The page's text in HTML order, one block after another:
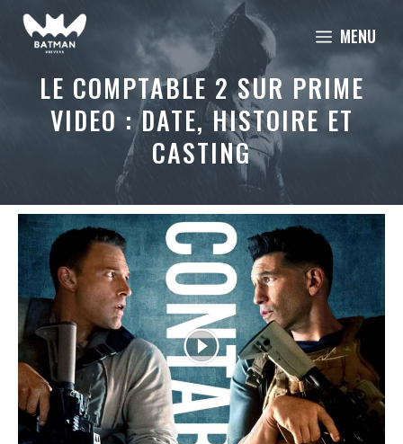
Aller
MENU
LE COMPTABLE 2 SUR PRIME
VIDEO : DATE, HISTOIRE ET
CASTING